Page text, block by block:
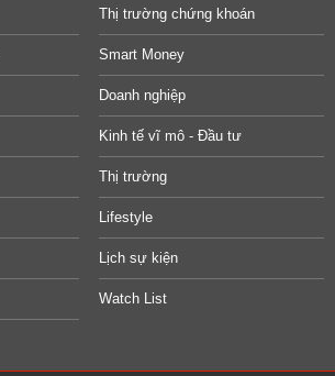
Thị trường chứng khoán
Smart Money
Doanh nghiệp
Kinh tế vĩ mô - Đầu tư
Thị trường
Lifestyle
Lịch sự kiện
Watch List